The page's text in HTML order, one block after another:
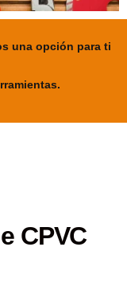
una opción para ti
CPVC